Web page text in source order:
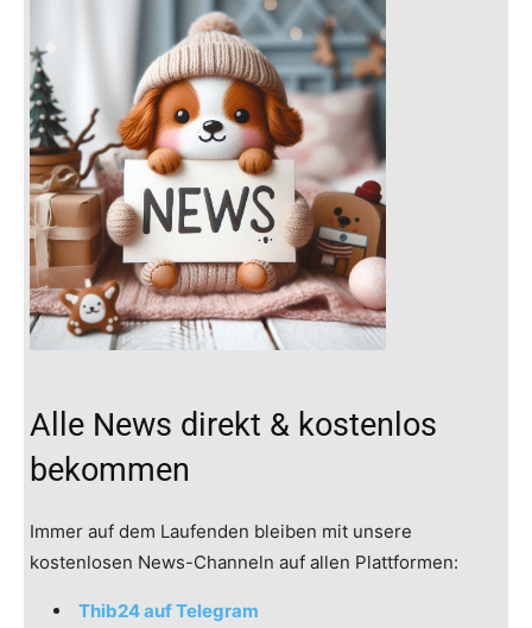
Alle News direkt & kostenlos
bekommen
Immer auf dem Laufenden bleiben mit unsere
kostenlosen News-Channeln auf allen Plattformen:
Thib24 auf Telegram